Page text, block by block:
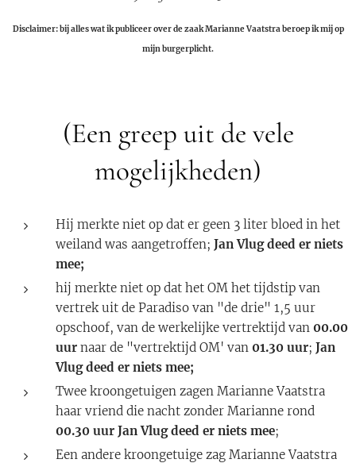
Disclaimer: bij alles wat ik publiceer over de zaak Marianne Vaatstra beroep ik mij op
mijn burgerplicht.
(Een greep uit de vele
mogelijkheden)
Hij merkte niet op dat er geen 3 liter bloed in het
weiland was aangetroffen; Jan Vlug deed er niets
mee;
hij merkte niet op dat het OM het tijdstip van
vertrek uit de Paradiso van "de drie" 1,5 uur
opschoof, van de werkelijke vertrektijd van 00.00
uur naar de "vertrektijd OM' van 01.30 uur; Jan
Vlug deed er niets mee;
Twee kroongetuigen zagen Marianne Vaatstra
haar vriend die nacht zonder Marianne rond
00.30 uur Jan Vlug deed er niets mee;
Een andere kroongetuige zag Marianne Vaatstra